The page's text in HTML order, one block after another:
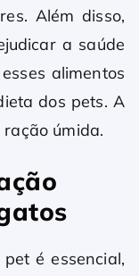
Além disso,
a saúde
alimentos
dos pets. A
úmida.
é essencial,